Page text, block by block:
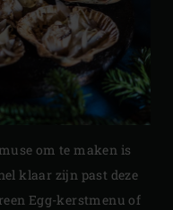
om te maken is
klaar zijn past deze
Egg-kerstmenu of